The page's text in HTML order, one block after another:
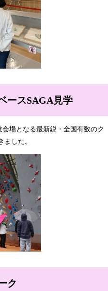
ースSAGA見学
場となる最新鋭・全国有数のク
した。
ク